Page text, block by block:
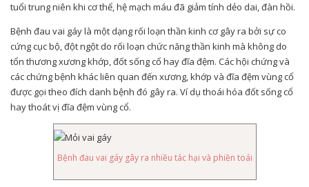
tuổi trung niên khi cơ thể, hệ mạch máu đã giảm tính dẻo dai, đàn hồi.
Bệnh đau vai gáy là một dạng rối loạn thần kinh cơ gây ra bởi sự co
cứng cục bộ, đột ngột do rối loạn chức năng thần kinh mà không do
tổn thương xương khớp, đốt sống cổ hay đĩa đệm. Các hội chứng và
các chứng bệnh khác liên quan đến xương, khớp và đĩa đệm vùng cổ
được gọi theo đích danh bệnh đó gây ra. Ví dụ thoái hóa đốt sống cổ
hay thoát vị đĩa đệm vùng cổ.
Bệnh đau vai gáy gây ra nhiều tác hại và phiền toái